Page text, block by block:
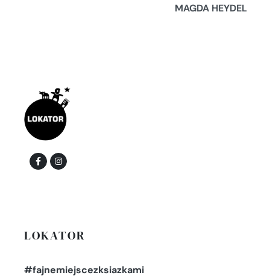
MAGDA HEYDEL
LOKATOR
#fajnemiejscezksiazkami